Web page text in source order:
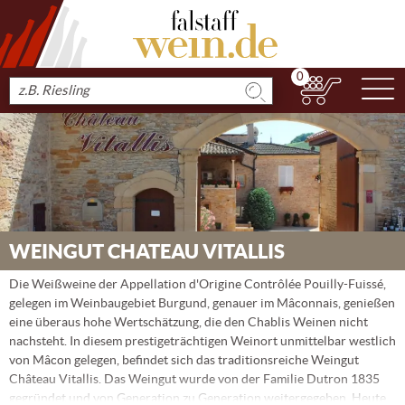
Produkt
suchen
0
WEINGUT CHATEAU VITALLIS
Die Weißweine der Appellation d'Origine Contrôlée Pouilly-Fuissé,
gelegen im Weinbaugebiet Burgund, genauer im Mâconnais, genießen
eine überaus hohe Wertschätzung, die den Chablis Weinen nicht
nachsteht. In diesem prestigeträchtigen Weinort unmittelbar westlich
von Mâcon gelegen, befindet sich das traditionsreiche Weingut
Château Vitallis. Das Weingut wurde von der Familie Dutron 1835
gegründet und von Generation zu Generation weitergegeben. Heute